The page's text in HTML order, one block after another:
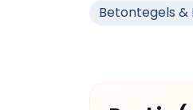
Betontegels &